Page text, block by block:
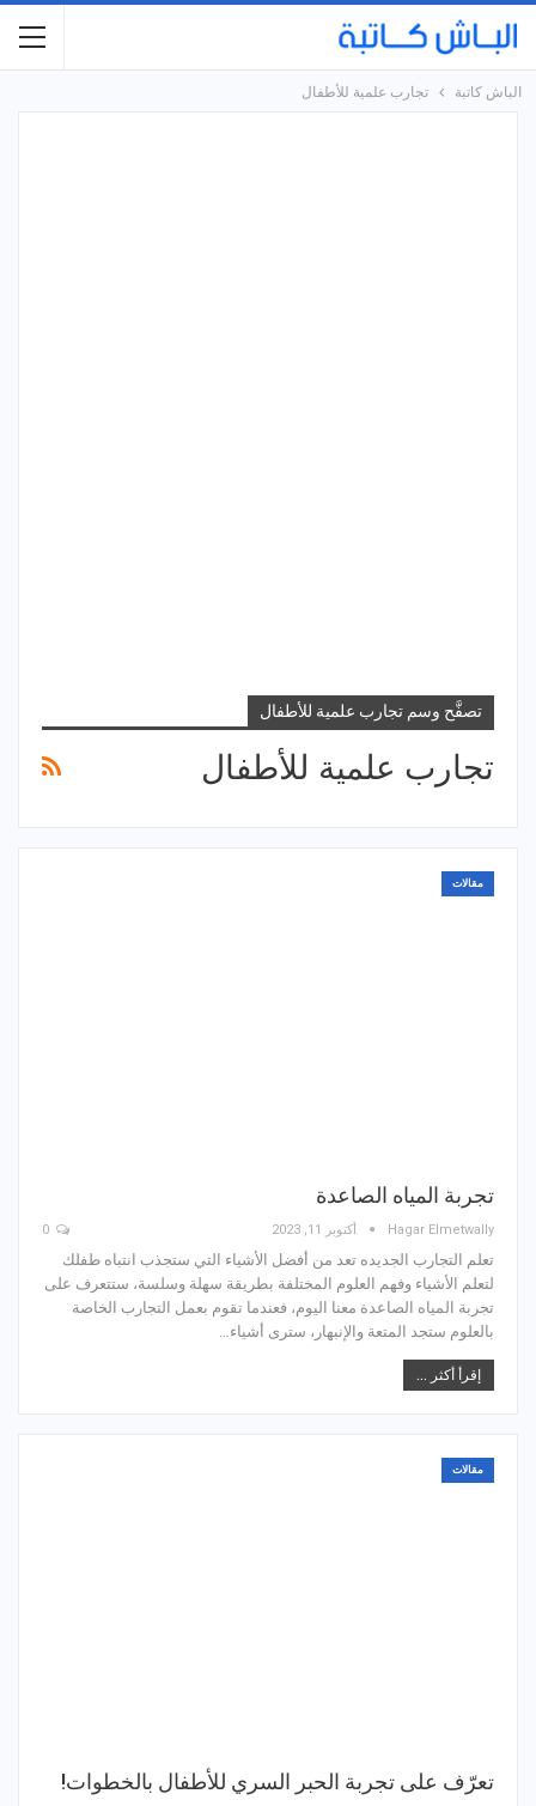
الباش كاتبة تجارب علمية للأطفال
تصفَّح وسم تجارب علمية للأطفال
تجارب علمية للأطفال
مقالات
تجربة المياه الصاعدة
Hagar Elmetwally أكتوبر 11, 2023
تعلم التجارب الجديده تعد من أفضل الأشياء التي ستجذب انتباه طفلك
لتعلم الأشياء وفهم العلوم المختلفة بطريقة سهلة وسلسة، ستتعرف على
تجربة المياه الصاعدة معنا اليوم، فعندما تقوم بعمل التجارب الخاصة
بالعلوم ستجد المتعة والإنبهار، سترى أشياء…
إقرأ أكثر ...
مقالات
تعرّف على تجربة الحبر السري للأطفال بالخطوات!